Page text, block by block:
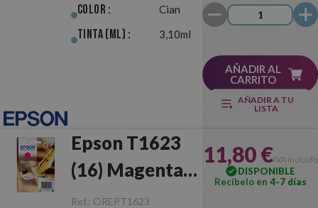
Color : Cian
Tinta (ml) : 3,10ml
AÑADIR AL
CARRITO
AÑADIR A TU
LISTA
Epson T1623
(16) Magenta
Original
Ref.: OREPT1623
11,80 €IVA incluido
DISPONIBLE
Recíbelo en 4-7 días